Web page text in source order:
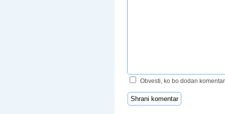
Obvesti, ko bo dodan komentar